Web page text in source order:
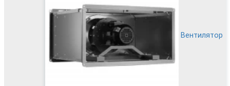
Вентилятор